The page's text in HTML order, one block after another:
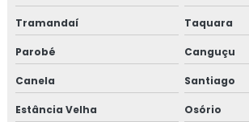
Fabricante de forno
Fabricante de fornos de lenha
Fabricante de lareira
Tramandaí Taquara
Parobé Canguçu
Canela Santiago
Estância Velha Osório